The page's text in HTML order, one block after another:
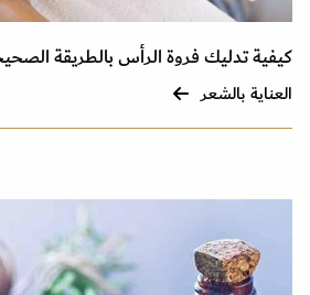
كيفية تدليك فروة الرأس بالطريقة
العناية بالشعر